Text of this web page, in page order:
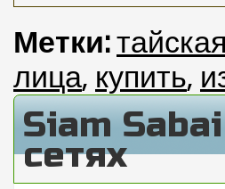
Метки:
лица, купить,
Siam
сетях